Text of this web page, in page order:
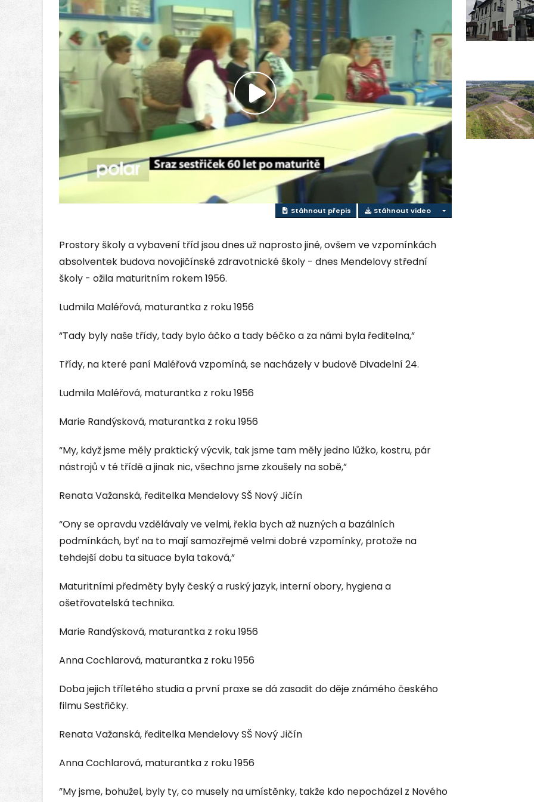
Play
Video
Stáhnout přepis Stáhnout video
Prostory školy a vybavení tříd jsou dnes už naprosto jiné, ovšem ve vzpomínkách
absolventek budova novojičínské zdravotnické školy - dnes Mendelovy střední
školy - ožila maturitním rokem 1956.
Ludmila Maléřová, maturantka z roku 1956
“Tady byly naše třídy, tady bylo áčko a tady béčko a za námi byla ředitelna,”
Třídy, na které paní Maléřová vzpomíná, se nacházely v budově Divadelní 24.
Ludmila Maléřová, maturantka z roku 1956
Marie Randýsková, maturantka z roku 1956
“My, když jsme měly praktický výcvik, tak jsme tam měly jedno lůžko, kostru, pár
nástrojů v té třídě a jinak nic, všechno jsme zkoušely na sobě,”
Renata Važanská, ředitelka Mendelovy SŠ Nový Jičín
“Ony se opravdu vzdělávaly ve velmi, řekla bych až nuzných a bazálních
podmínkách, byť na to mají samozřejmě velmi dobré vzpomínky, protože na
tehdejší dobu ta situace byla taková,”
Maturitními předměty byly český a ruský jazyk, interní obory, hygiena a
ošetřovatelská technika.
Marie Randýsková, maturantka z roku 1956
Anna Cochlarová, maturantka z roku 1956
Doba jejich tříletého studia a první praxe se dá zasadit do děje známého českého
filmu Sestřičky.
Renata Važanská, ředitelka Mendelovy SŠ Nový Jičín
Anna Cochlarová, maturantka z roku 1956
”My jsme, bohužel, byly ty, co musely na umístěnky, takže kdo nepocházel z Nového